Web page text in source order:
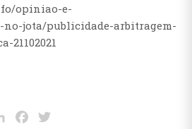
opiniao-e-
jota/publicidade-arbitragem-
21102021
LinkedInFacebook